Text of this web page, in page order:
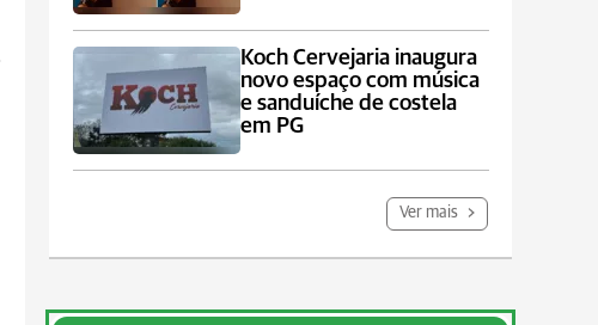
Koch Cervejaria inaugura
novo espaço com música
e sanduíche de costela
em PG
Ver mais